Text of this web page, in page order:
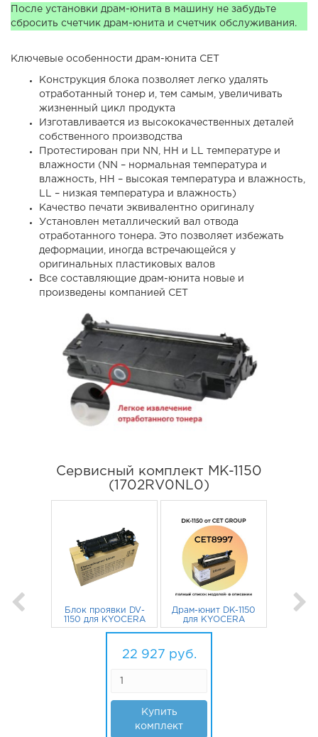
После установки драм-юнита в машину не забудьте
сбросить счетчик драм-юнита и счетчик обслуживания.
Ключевые особенности драм-юнита CET
Конструкция блока позволяет легко удалять
отработанный тонер и, тем самым, увеличивать
жизненный цикл продукта
Изготавливается из высококачественных деталей
собственного производства
Протестирован при NN, HH и LL температуре и
влажности (NN – нормальная температура и
влажность, HH – высокая температура и влажность,
LL – низкая температура и влажность)
Качество печати эквивалентно оригиналу
Установлен металлический вал отвода
отработанного тонера. Это позволяет избежать
деформации, иногда встречающейся у
оригинальных пластиковых валов
Все составляющие драм-юнита новые и
произведены компанией CET
Сервисный комплект MK-1150
(1702RV0NL0)
Блок проявки DV-
1150 для KYOCERA
Ecosys M2040dn,
302RV93020 CET
Драм-юнит DK-1150
для KYOCERA
Ecosys M2040dn,
22 927 руб.
Купить
комплект